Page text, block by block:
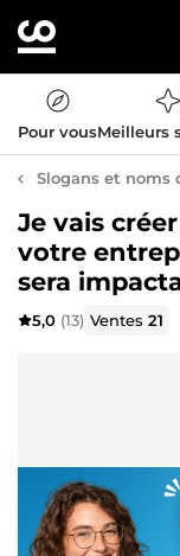
Pour vousMeilleurs
Slogans et noms
Je vais
votre
sera
5,0 (13) Ventes21